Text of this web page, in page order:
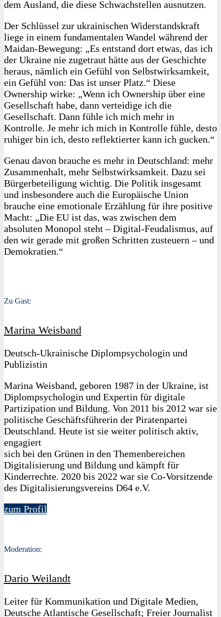
dem Ausland, die diese Schwachstellen ausnutzen.
Der Schlüssel zur ukrainischen Widerstandskraft
liege in einem fundamentalen Wandel während der
Maidan-Bewegung: „Es entstand dort etwas, das ich
der Ukraine nie zugetraut hätte aus der Geschichte
heraus, nämlich ein Gefühl von Selbstwirksamkeit,
ein Gefühl von: Das ist unser Platz.“ Diese
Ownership wirke: „Wenn ich Ownership über eine
Gesellschaft habe, dann verteidige ich die
Gesellschaft. Dann fühle ich mich mehr in
Kontrolle. Je mehr ich mich in Kontrolle fühle, desto
ruhiger bin ich, desto reflektierter kann ich gucken.“
Genau davon brauche es mehr in Deutschland: mehr
Zusammenhalt, mehr Selbstwirksamkeit. Dazu sei
Bürgerbeteiligung wichtig. Die Politik insgesamt
und insbesondere auch die Europäische Union
brauche eine emotionale Erzählung für ihre positive
Macht: „Die EU ist das, was zwischen dem
absoluten Monopol steht – Digital-Feudalismus, auf
den wir gerade mit großen Schritten zusteuern – und
Demokratien.“
Zu Gast:
Marina Weisband
Deutsch-Ukrainische Diplompsychologin und
Publizistin
Marina Weisband, geboren 1987 in der Ukraine, ist
Diplompsychologin und Expertin für digitale
Partizipation und Bildung. Von 2011 bis 2012 war sie
politische Geschäftsführerin der Piratenpartei
Deutschland. Heute ist sie weiter politisch aktiv,
engagiert
sich bei den Grünen in den Themenbereichen
Digitalisierung und Bildung und kämpft für
Kinderrechte. 2020 bis 2022 war sie Co-Vorsitzende
des Digitalisierungsvereins D64 e.V.
zum Profil
Moderation:
Dario Weilandt
Leiter für Kommunikation und Digitale Medien,
Deutsche Atlantische Gesellschaft; Freier Journalist